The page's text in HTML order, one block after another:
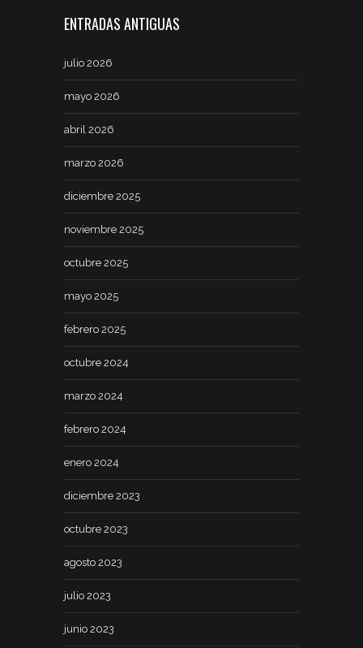
ENTRADAS ANTIGUAS
julio 2026
mayo 2026
abril 2026
marzo 2026
diciembre 2025
noviembre 2025
octubre 2025
mayo 2025
febrero 2025
octubre 2024
marzo 2024
febrero 2024
enero 2024
diciembre 2023
octubre 2023
agosto 2023
julio 2023
junio 2023